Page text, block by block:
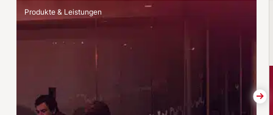
Produkte & Leistungen